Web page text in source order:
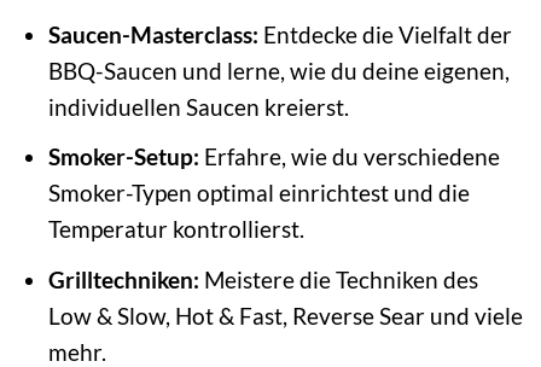
Saucen-Masterclass: Entdecke die Vielfalt der
BBQ-Saucen und lerne, wie du deine eigenen,
individuellen Saucen kreierst.
Smoker-Setup: Erfahre, wie du verschiedene
Smoker-Typen optimal einrichtest und die
Temperatur kontrollierst.
Grilltechniken: Meistere die Techniken des
Low & Slow, Hot & Fast, Reverse Sear und viele
mehr.